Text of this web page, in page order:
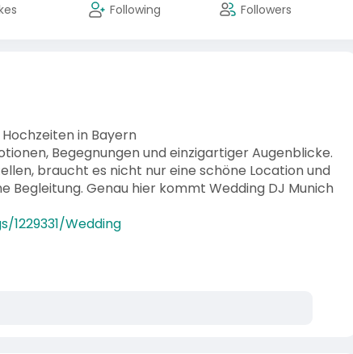
Following Followers
in Bayern
Begegnungen und einzigartiger Augenblicke.
braucht es nicht nur eine schöne Location und
Begleitung. Genau hier kommt Wedding DJ Munich
Wedding